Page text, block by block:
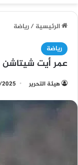
الرئيسية/رياضة
رياضة
عمر أيت شيتاشن
هيئة التحرير 2025